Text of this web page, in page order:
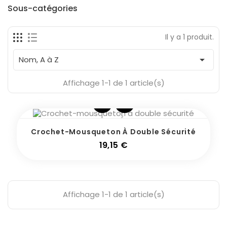
Fabricants
En Stock
Sous-catégories
Il y a 1 produit.
Nom, A à Z 
Affichage 1-1 de 1 article(s)
Crochet-Mousqueton À Double Sécurité
19,15 €
Affichage 1-1 de 1 article(s)